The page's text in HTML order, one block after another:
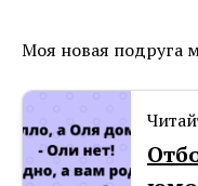
Моя новая подруга